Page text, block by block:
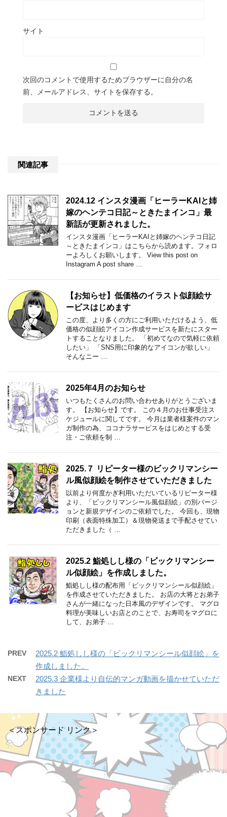
サイト
次回のコメントで使用するためブラウザーに自分の名
前、メールアドレス、サイトを保存する。
関連記事
2024.12 インスタ漫画「ヒーラーKAIと姉
嫁のヘンテコ日記～ときたまインコ」最
新話が更新されました。
インスタ漫画「ヒーラーKAIと姉嫁のヘンテコ日記
～ときたまインコ」はこちらから読めます。フォロ
ーよろしくお願いします。 View this post on
Instagram A post share …
【お知らせ】低価格のイラスト似顔絵サ
ービスはじめます
この度、より多くの方にご利用いただけるよう、低
価格の似顔絵アイコン作成サービスを新たにスター
トすることなりました。 「初めてなので気軽に依頼
したい」 「SNS用に印象的なアイコンが欲しい」
そんなニー …
2025年4月のお知らせ
いつもたくさんのお問い合わせありがとうございま
す。 【お知らせ】です。 この４月のお仕事受注ス
ケジュールに関してです。 今月は業者様案件のマン
ガ制作の為、ココナラサービスをはじめとする受
注・ご依頼を制 …
2025.７ リピーター様のビックリマンシー
ル風似顔絵を制作させていただきました
以前より何度かぎ利用いただいているリピーター様
より、「ビックリマンシール風似顔絵」の別バージ
ョンと新規デザインのご依頼でした。 今回も、現物
印刷（表面特殊加工）＆現物発送まで手配させてい
ただきました（ …
2025.2 鮨処しし様の「ビックリマンシー
ル似顔絵」を作成しました。
鮨処しし様の配布用「ビックリマンシール似顔絵」
を作成させていただきました。 お店の大将とお弟子
さんが一緒になった日本風のデザインです。 マグロ
料理が美味しいお店とのことで、お寿司をマグロに
して、お弟子 …
PREV
2025.2 鮨処しし様の「ビックリマンシール似顔絵」を
作成しました。
NEXT
2025.3 企業様より自伝的マンガ動画を描かせていただ
きました
＜スポンサード リンク＞